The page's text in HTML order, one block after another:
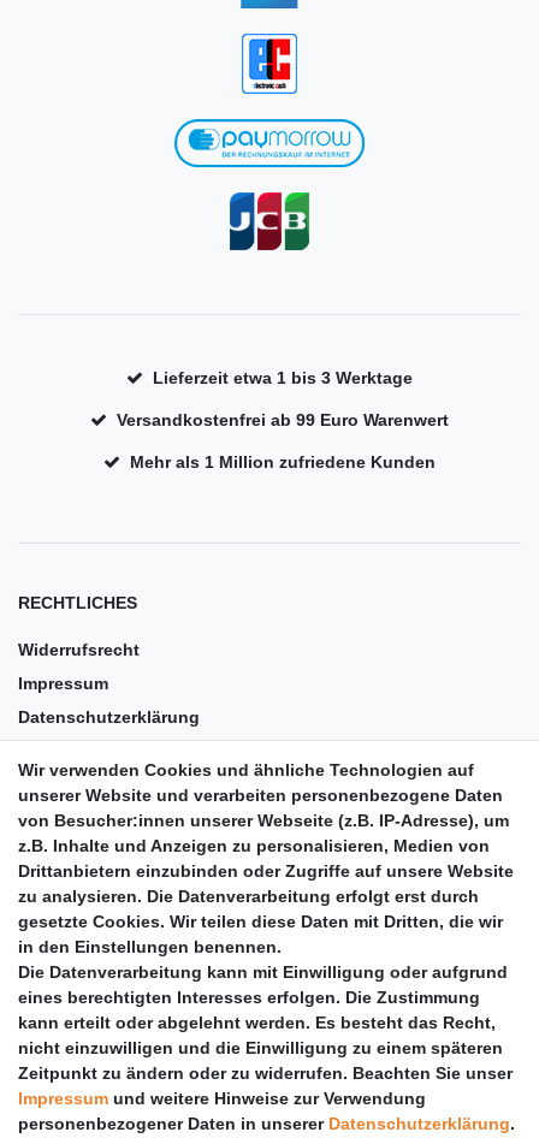
Lieferzeit etwa 1 bis 3 Werktage
Versandkostenfrei ab 99 Euro Warenwert
Mehr als 1 Million zufriedene Kunden
RECHTLICHES
Widerrufsrecht
Impressum
Datenschutzerklärung
Barrierefreiheit
Anleitungen
Vertrag widerrufen
PARTNER
DHL
GLS
PaketPLUS
SPONSORING
Wir verwenden Cookies und ähnliche Technologien auf
unserer Website und verarbeiten personenbezogene Daten
von Besucher:innen unserer Webseite (z.B. IP-Adresse), um
z.B. Inhalte und Anzeigen zu personalisieren, Medien von
Drittanbietern einzubinden oder Zugriffe auf unsere Website
zu analysieren. Die Datenverarbeitung erfolgt erst durch
gesetzte Cookies. Wir teilen diese Daten mit Dritten, die wir
in den Einstellungen benennen.
Die Datenverarbeitung kann mit Einwilligung oder aufgrund
eines berechtigten Interesses erfolgen. Die Zustimmung
kann erteilt oder abgelehnt werden. Es besteht das Recht,
nicht einzuwilligen und die Einwilligung zu einem späteren
Zeitpunkt zu ändern oder zu widerrufen. Beachten Sie unser
Impressum und weitere Hinweise zur Verwendung
personenbezogener Daten in unserer Daten­schutz­erklärung.